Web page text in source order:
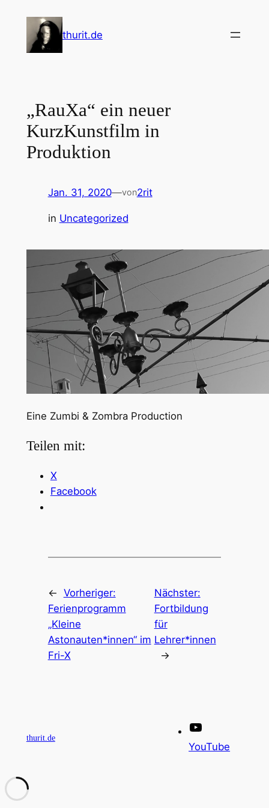
springen
thurit.de
„RauXa“ ein neuer
KurzKunstfilm in
Produktion
Jan. 31, 2020—von2rit
in Uncategorized
Eine Zumbi & Zombra Production
Teilen mit:
X
Facebook
← Vorheriger:
Ferienprogramm
„Kleine
Astonauten*innen“ im
Fri-X
Nächster:
Fortbildung
für
Lehrer*innen
→
thurit.de
YouTube